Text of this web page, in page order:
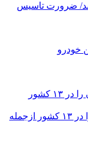
شد/ ضرورت تاسیس
جاسوس‌افزار چینی «لایت‌اسپای»، قربانیان را در ۱۳ کشور ازجمله